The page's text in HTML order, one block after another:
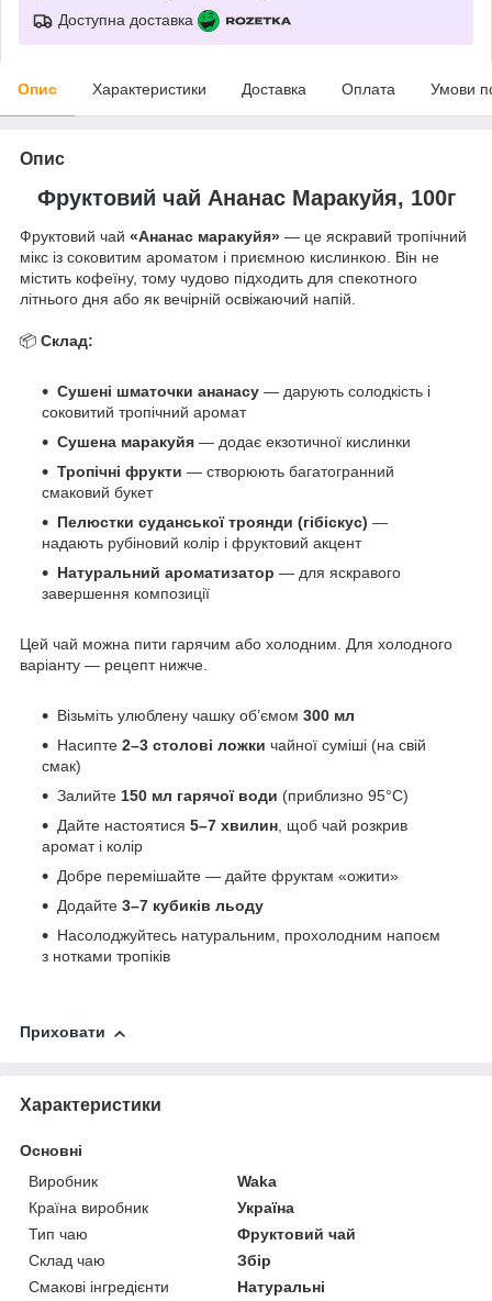
Доступна доставка
Опис Характеристики Доставка Оплата Умови
Опис
Фруктовий чай Ананас Маракуйя, 100г
Фруктовий чай «Ананас маракуйя» — це яскравий тропічний
мікс із соковитим ароматом і приємною кислинкою. Він не
містить кофеїну, тому чудово підходить для спекотного
літнього дня або як вечірній освіжаючий напій.
📦 Склад:
Сушені шматочки ананасу — дарують солодкість і
соковитий тропічний аромат
Сушена маракуйя — додає екзотичної кислинки
Тропічні фрукти — створюють багатогранний
смаковий букет
Пелюстки суданської троянди (гібіскус) —
надають рубіновий колір і фруктовий акцент
Натуральний ароматизатор — для яскравого
завершення композиції
Цей чай можна пити гарячим або холодним. Для холодного
варіанту — рецепт нижче.
Візьміть улюблену чашку об’ємом 300 мл
Насипте 2–3 столові ложки чайної суміші (на свій
смак)
Залийте 150 мл гарячої води (приблизно 95°C)
Дайте настоятися 5–7 хвилин, щоб чай розкрив
аромат і колір
Добре перемішайте — дайте фруктам «ожити»
Додайте 3–7 кубиків льоду
Насолоджуйтесь натуральним, прохолодним напоєм
з нотками тропіків
Приховати
Характеристики
Основні
Виробник
Waka
Країна виробник
Україна
Тип чаю
Фруктовий чай
Склад чаю
Збір
Смакові інгредієнти
Натуральні